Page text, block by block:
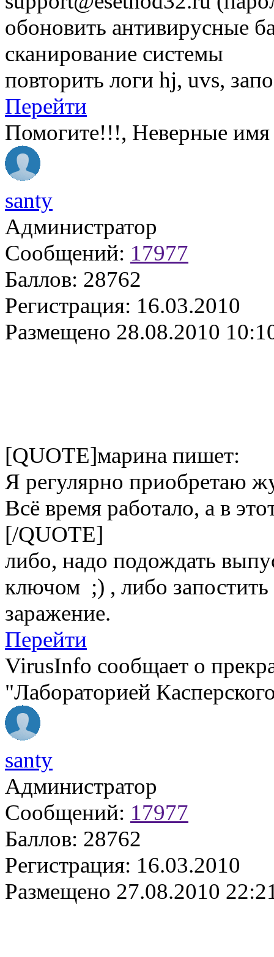
обоновить антивирусные
сканирование системы
повторить логи hj, uvs,
Перейти
Помогите!!!, Неверные имя
santy
Администратор
Сообщений: 17977
Баллов: 28762
Регистрация: 16.03.2010
Размещено 28.08.2010
[QUOTE]марина пишет:
Я регулярно приобретаю
Всё время работало, а в
[/QUOTE]
либо, надо подождать
ключом ;) , либо запостить
заражение.
Перейти
VirusInfо сообщает о
"Лабораторией
santy
Администратор
Сообщений: 17977
Баллов: 28762
Регистрация: 16.03.2010
Размещено 27.08.2010